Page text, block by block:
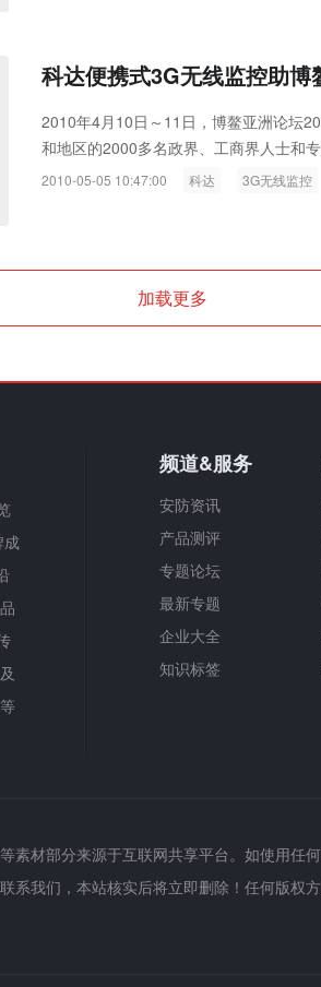
科达便携式3G无线监控助
2010年4月10日～11日，博鳌亚洲论坛
和地区的2000多名政界、工商界人士和
2010-05-05 10:47:00 科达 3G无线监控
加载更多
成
频道&服务
安防资讯
产品测评
专题论坛
最新专题
企业大全
知识标签
素材部分来源于互联网共享平台。如使用
系我们，本站核实后将立即删除！任何版